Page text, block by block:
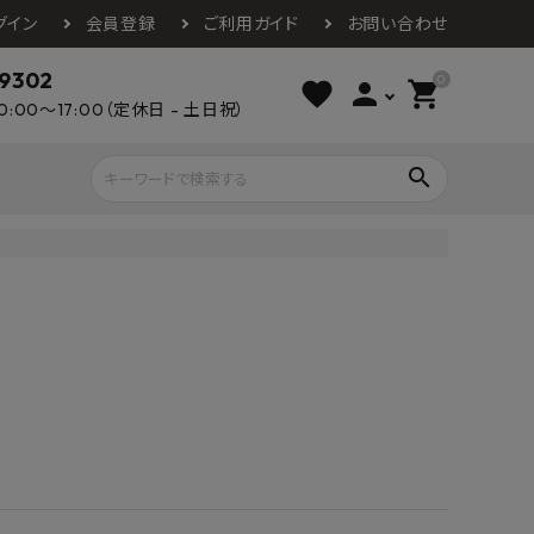
イン 会員登録 ご利用ガイド お問い合わせ
～17:00（定休日 - 土日祝） favorite person 0
shopping_cart
search